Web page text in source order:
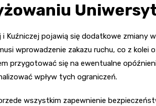
i Kuźniczej pojawią się dodatkowe zmiany
wprowadzenie zakazu ruchu, co z kolei
przygotować się na ewentualne
wpływ tych ograniczeń.
wszystkim zapewnienie